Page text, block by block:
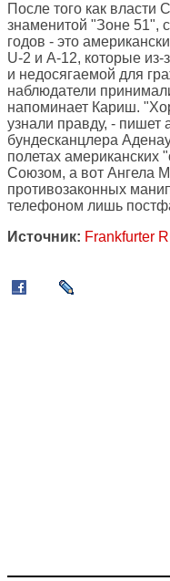
После того как
знаменитой "Зоне 51",
годов - это
U-2 и A-12, которые
и недосягаемой для
наблюдатели
напоминает Кариш.
узнали правду, - пишет
бундесканцлера
полетах американских
Союзом, а вот Ангела
противозаконных
телефоном лишь
Источник: Frankfurter